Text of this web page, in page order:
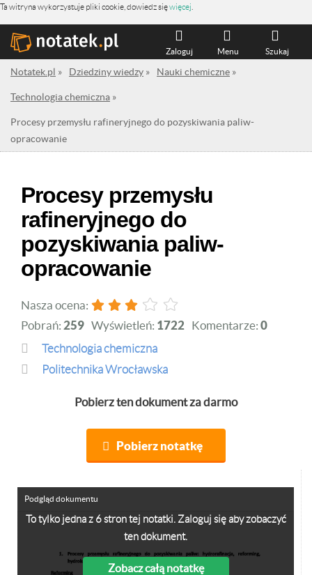
Ta witryna wykorzystuje pliki cookie, dowiedz sięwięcej
Szukaj
Menu
Zaloguj
Notatek.pl » Dziedziny wiedzy » Nauki chemiczne »
Technologia chemiczna »
Procesy przemysłu rafineryjnego do pozyskiwania paliw-
opracowanie
Procesy przemysłu
rafineryjnego do
pozyskiwania paliw-
opracowanie
Nasza ocena:
Pobrań: 259 Wyświetleń: 1722 Komentarze: 0
Technologia chemiczna
Politechnika Wrocławska
Pobierz ten dokument za darmo
Pobierz notatkę
To tylko jedna z 6 stron tej notatki. Zaloguj się aby zobaczyć
ten dokument.
Zobacz całą notatkę
Podgląd dokumentu